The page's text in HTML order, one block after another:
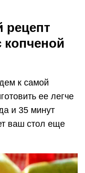
рецепт
копченой
к самой
ее легче
и 35 минут
ваш стол еще